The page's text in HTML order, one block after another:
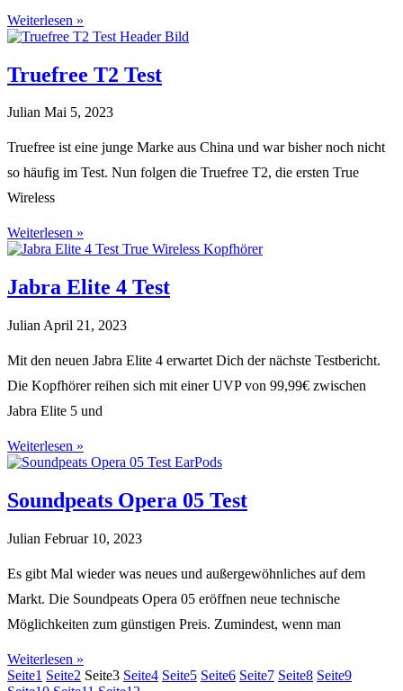
Weiterlesen »
Truefree T2 Test
Julian Mai 5, 2023
Truefree ist eine junge Marke aus China und war bisher noch nicht
so häufig im Test. Nun folgen die Truefree T2, die ersten True
Wireless
Weiterlesen »
Jabra Elite 4 Test
Julian April 21, 2023
Mit den neuen Jabra Elite 4 erwartet Dich der nächste Testbericht.
Die Kopfhörer reihen sich mit einer UVP von 99,99€ zwischen
Jabra Elite 5 und
Weiterlesen »
Soundpeats Opera 05 Test
Julian Februar 10, 2023
Es gibt Mal wieder was neues und außergewöhnliches auf dem
Markt. Die Soundpeats Opera 05 eröffnen neue technische
Möglichkeiten zum günstigen Preis. Zumindest, wenn man
Weiterlesen »
Seite1 Seite2 Seite3 Seite4 Seite5 Seite6 Seite7 Seite8 Seite9